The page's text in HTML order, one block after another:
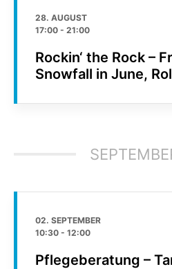
28. AUGUST
17:00 - 21:00
Rockin‘ the Rock –
Snowfall in June,
02. SEPTEMBER
10:30 - 12:00
Pflegeberatung –